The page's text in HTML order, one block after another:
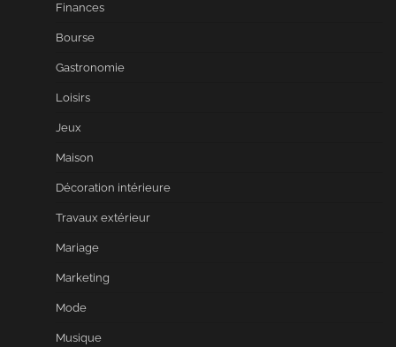
Finances
Bourse
Gastronomie
Loisirs
Jeux
Maison
Décoration intérieure
Travaux extérieur
Mariage
Marketing
Mode
Musique